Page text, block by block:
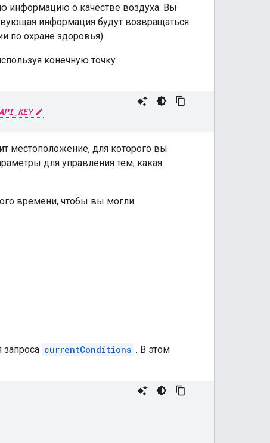
информацию о качестве воздуха. Вы
информация будут возвращаться
по охране здоровья).
конечную точку
местоположение, для которого вы
для управления тем, какая
времени, чтобы вы могли
запроса currentConditions . В этом